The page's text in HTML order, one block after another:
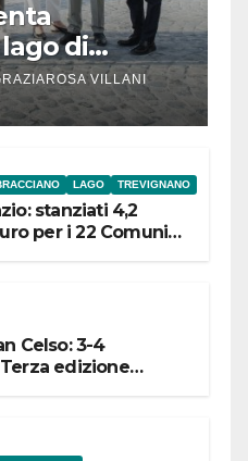
di
VILLANI
LAGO TREVIGNANO
stanziati 4,2
per i 22 Comuni
Celso: 3-4
edizione